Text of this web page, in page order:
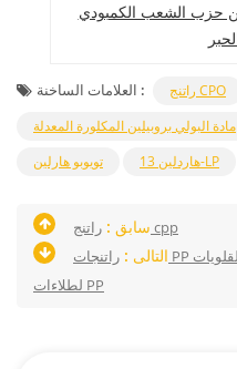
حزب الشعب الكمبودي
العلامات الساخنة :
راتنج CPO
مادة البولي بروبيلين المكلورة المعدلة
تويوبو هارلين
هاردلين 13-LP
سابق : راتنج cpp
التالى : راتنجات PP المكلورة المقاومة للماء/الأحماض/القلويات
لطلاءات PP